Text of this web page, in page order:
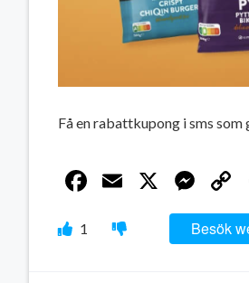
Få en rabattkupong i sms
Facebook
Email
X
1 Besök